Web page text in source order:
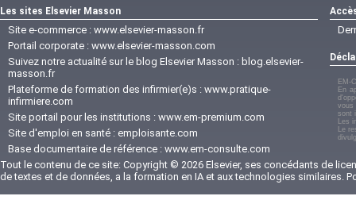
Les sites Elsevier Masson
Site e-commerce : www.elsevier-masson.fr
Portail corporate : www.elsevier-masson.com
Suivez notre actualité sur le blog Elsevier Masson : blog.elsevier-
masson.fr
Plateforme de formation des infirmier(e)s : www.pratique-
infirmiere.com
Site portail pour les institutions : www.em-premium.com
Site d'emploi en santé : emploisante.com
Base documentaire de référence : www.em-consulte.com
EM-
En
vous
sont
Les
Le
Tout le contenu de ce site: Copyright © 2026 Elsevier, ses concédants de
de textes et de données, a la formation en IA et aux technologies similaires.